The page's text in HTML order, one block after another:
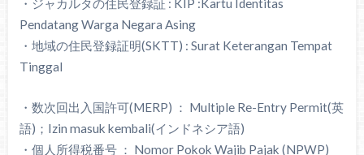
・ジャカルタの住民登録証 : KIP :Kartu Identitas
Pendatang Warga Negara Asing
・地域の住民登録証明(SKTT) : Surat Keterangan Tempat
Tinggal
・数次回出入国許可(MERP) ： Multiple Re-Entry Permit(英
語)；Izin masuk kembali(インドネシア語)
・個人所得税番号 ： Nomor Pokok Wajib Pajak (NPWP)